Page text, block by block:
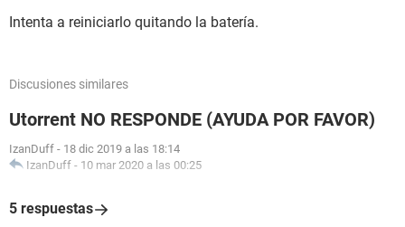
Intenta a reiniciarlo quitando la batería.
Discusiones similares
Utorrent NO RESPONDE (AYUDA POR FAVOR)
IzanDuff - 18 dic 2019 a las 18:14
IzanDuff - 10 mar 2020 a las 00:25
5 respuestas